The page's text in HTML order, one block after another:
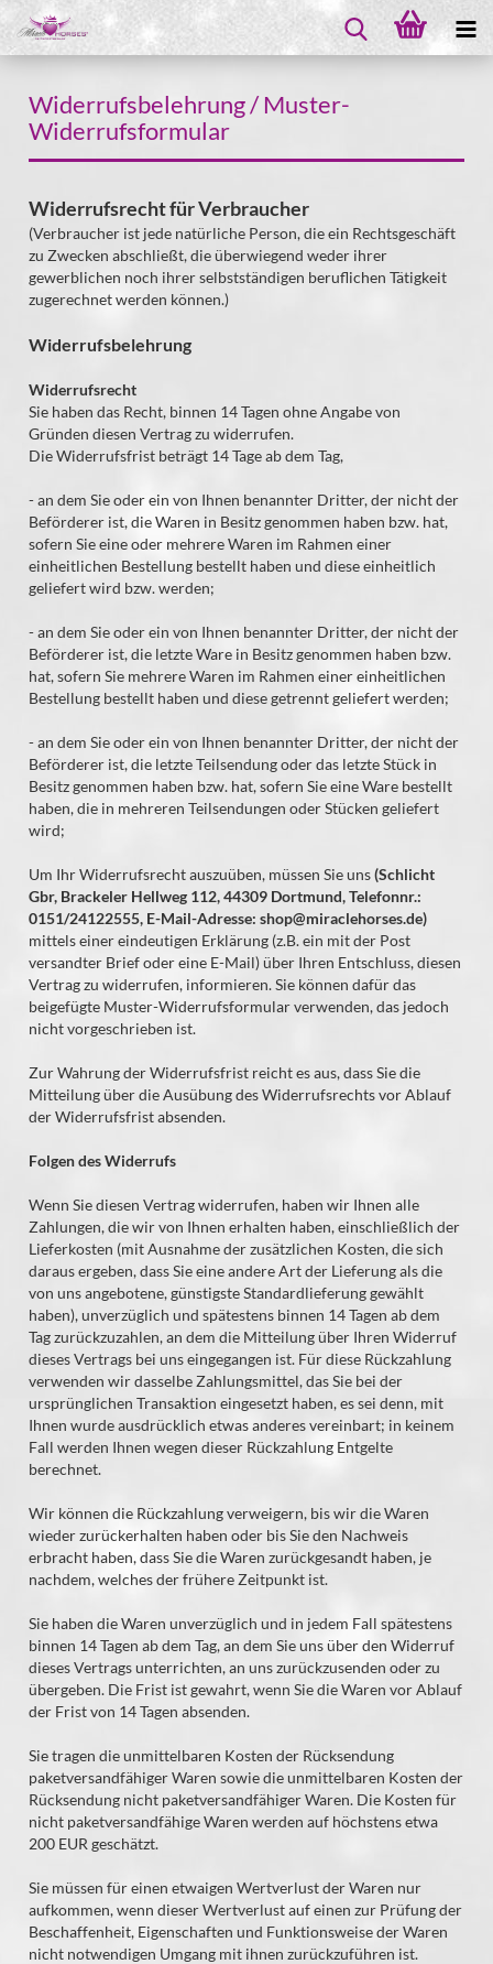
Widerrufsbelehrung / Muster-
Widerrufsformular
Widerrufsrecht für Verbraucher
(Verbraucher ist jede natürliche Person, die ein Rechtsgeschäft
zu Zwecken abschließt, die überwiegend weder ihrer
gewerblichen noch ihrer selbstständigen beruflichen Tätigkeit
zugerechnet werden können.)
Widerrufsbelehrung
Widerrufsrecht
Sie haben das Recht, binnen 14 Tagen ohne Angabe von
Gründen diesen Vertrag zu widerrufen.
Die Widerrufsfrist beträgt 14 Tage ab dem Tag,
- an dem Sie oder ein von Ihnen benannter Dritter, der nicht der
Beförderer ist, die Waren in Besitz genommen haben bzw. hat,
sofern Sie eine oder mehrere Waren im Rahmen einer
einheitlichen Bestellung bestellt haben und diese einheitlich
geliefert wird bzw. werden;
- an dem Sie oder ein von Ihnen benannter Dritter, der nicht der
Beförderer ist, die letzte Ware in Besitz genommen haben bzw.
hat, sofern Sie mehrere Waren im Rahmen einer einheitlichen
Bestellung bestellt haben und diese getrennt geliefert werden;
- an dem Sie oder ein von Ihnen benannter Dritter, der nicht der
Beförderer ist, die letzte Teilsendung oder das letzte Stück in
Besitz genommen haben bzw. hat, sofern Sie eine Ware bestellt
haben, die in mehreren Teilsendungen oder Stücken geliefert
wird;
Um Ihr Widerrufsrecht auszuüben, müssen Sie uns(Schlicht
Gbr, Brackeler Hellweg 112, 44309 Dortmund, Telefonnr.:
0151/24122555, E-Mail-Adresse: shop@miraclehorses.de)
mittels einer eindeutigen Erklärung (z.B. ein mit der Post
versandter Brief oder eine E-Mail) über Ihren Entschluss, diesen
Vertrag zu widerrufen, informieren. Sie können dafür das
beigefügte Muster-Widerrufsformular verwenden, das jedoch
nicht vorgeschrieben ist.
Zur Wahrung der Widerrufsfrist reicht es aus, dass Sie die
Mitteilung über die Ausübung des Widerrufsrechts vor Ablauf
der Widerrufsfrist absenden.
Folgen des Widerrufs
Wenn Sie diesen Vertrag widerrufen, haben wir Ihnen alle
Zahlungen, die wir von Ihnen erhalten haben, einschließlich der
Lieferkosten (mit Ausnahme der zusätzlichen Kosten, die sich
daraus ergeben, dass Sie eine andere Art der Lieferung als die
von uns angebotene, günstigste Standardlieferung gewählt
haben), unverzüglich und spätestens binnen 14Tagen ab dem
Tag zurückzuzahlen, an dem die Mitteilung über Ihren Widerruf
dieses Vertrags bei uns eingegangen ist. Für diese Rückzahlung
verwenden wir dasselbe Zahlungsmittel, das Sie bei der
ursprünglichen Transaktion eingesetzt haben, es sei denn, mit
Ihnen wurde ausdrücklich etwas anderes vereinbart; in keinem
Fall werden Ihnen wegen dieser Rückzahlung Entgelte
berechnet.
Wir können die Rückzahlung verweigern, bis wir die Waren
wieder zurückerhalten haben oder bis Sie den Nachweis
erbracht haben, dass Sie die Waren zurückgesandt haben, je
nachdem, welches der frühere Zeitpunkt ist.
Sie haben die Waren unverzüglich und in jedem Fall spätestens
binnen 14Tagen ab dem Tag, an dem Sie uns über den Widerruf
dieses Vertrags unterrichten, an unszurückzusenden oder zu
übergeben. Die Frist ist gewahrt, wenn Sie die Waren vor Ablauf
der Frist von 14 Tagen absenden.
Sie tragen die unmittelbaren Kosten der Rücksendung
paketversandfähiger Waren sowie die unmittelbaren Kosten der
Rücksendung nicht paketversandfähiger Waren. Die Kosten für
nicht paketversandfähige Waren werden auf höchstens etwa
200 EUR geschätzt.
Sie müssen für einen etwaigen Wertverlust der Waren nur
aufkommen, wenn dieser Wertverlust auf einen zur Prüfung der
Beschaffenheit, Eigenschaften und Funktionsweise der Waren
nicht notwendigen Umgang mit ihnen zurückzuführen ist.